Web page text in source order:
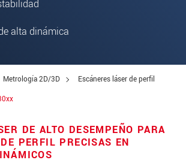
alta dinámica
Metrología 2D/3D
Escáneres láser de perfil
DE ALTO DESEMPEÑO PARA
PERFIL PRECISAS EN